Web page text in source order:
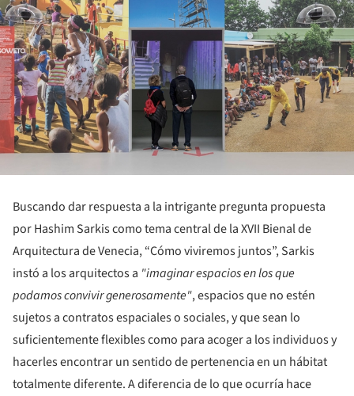
Buscando dar respuesta a la intrigante pregunta propuesta
por Hashim Sarkis como tema central de la XVII Bienal de
Arquitectura de Venecia, “Cómo viviremos juntos”, Sarkis
instó a los arquitectos a "imaginar espacios en los que
podamos convivir generosamente", espacios que no estén
sujetos a contratos espaciales o sociales, y que sean lo
suficientemente flexibles como para acoger a los individuos y
hacerles encontrar un sentido de pertenencia en un hábitat
totalmente diferente. A diferencia de lo que ocurría hace